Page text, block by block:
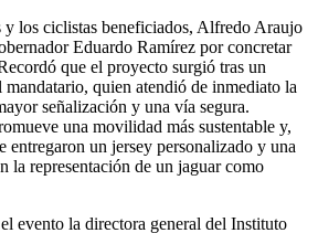
y los ciclistas beneficiados, Alfredo Araujo
Eduardo Ramírez por concretar
que el proyecto surgió tras un
quien atendió de inmediato la
señalización y una vía segura.
una movilidad más sustentable y,
entregaron un jersey personalizado y una
la representación de un jaguar como
evento la directora general del Instituto